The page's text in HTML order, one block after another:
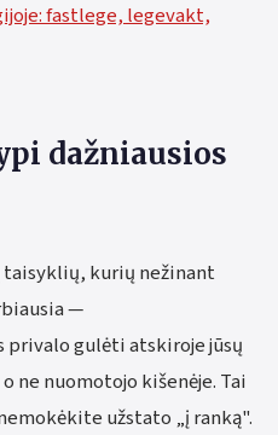
fastlege, legevakt,
dažniausios
taisyklių, kurių nežinant
—
privalo gulėti atskiroje jūsų
ne nuomotojo kišenėje. Tai
užstato „į ranką".